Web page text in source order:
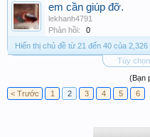
em cần giúp đỡ.
lekhanh4791
Phản hồi:
0
Hiển thị chủ đề từ 21 đến 40 của 2,326
Tùy
(Bạn
< Trước
1 2 3 4 5 6